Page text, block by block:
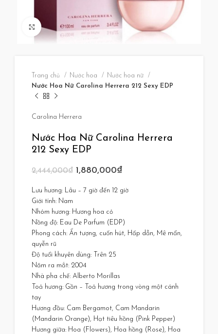
Click to enlarge
Trang chủ Nước hoa
Nước hoa nữ
Nước Hoa Nữ Carolina Herrera 212 Sexy EDP
Carolina Herrera
Nước Hoa Nữ Carolina Herrera
212 Sexy EDP
2,444,000₫ 1,880,000₫
Lưu hương: Lâu – 7 giờ đến 12 giờ
Giới tính: Nam
Nhóm hương: Hương hoa cỏ
Nồng độ: Eau De Parfum (EDP)
Phong cách: Ấn tượng, cuốn hút, Hấp dẫn, Mê mẩn,
quyễn rũ
Độ tuổi khuyên dùng: Trên 25
Năm ra mắt: 2004
Nhà pha chế: Alberto Morillas
Toả hương: Gần – Toả hương trong vòng một cánh
tay
Hương đầu: Cam Bergamot, Cam Mandarin
(Mandarin Orange), Hạt tiêu hồng (Pink Pepper)
Hương giữa: Hoa (Flowers), Hoa hồng (Rose), Hoa